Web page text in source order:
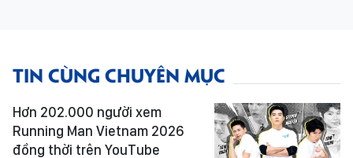
TIN CÙNG CHUYÊN MỤC
Hơn 202.000 người xem
Running Man Vietnam 2026
đồng thời trên YouTube